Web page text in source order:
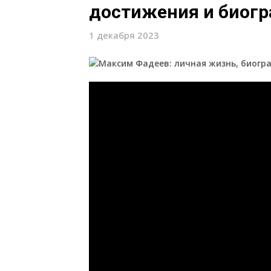
достижения и
1 декабря 2023